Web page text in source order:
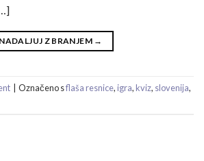
NADALJUJ Z BRANJEM →
Označeno sflaša resnice, igra, kviz, slovenija,